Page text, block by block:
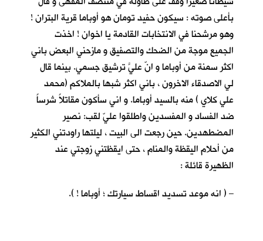
بأعلى صوته : سيكون حفيد تومان هو أوباما قرية البتران !
وهو مرشحنا في الانتخابات القادمة يا اخوان ! اخذت
الجميع موجة من الضحك والتصفيق و مازحني البعض باني
اكثر سمنة من أوباما و انّ عليَّ ترشيق جسمي. بينما قال
لي الاصدقاء الاخرون ، باني اكثر شبها بالملاكم (محمد
علي كلاي ) منه بالسيد أوباما. و اني سأكون مقاتلاً شرساً
ضد الفساد و المفسدين واطلقوا عليّ لقب: نصير
المضطهدين. حين رجعت الى البيت ، ليلتها راودتني الكثير
من أحلام اليقظة والمنام ، حتى ايقظتني زوجتي عند
الظهيرة قائلة :
– ( انه موعد تسديد اقساط سيارتك ؛ أوباما ! ).